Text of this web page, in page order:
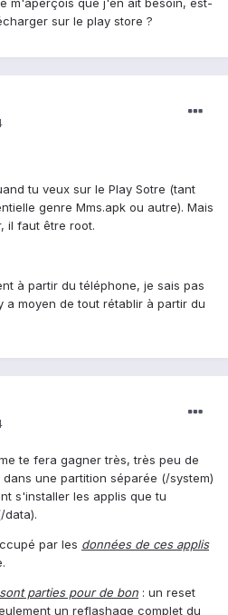
m'aperçois que j'en ait besoin, est-
sur le play store ?
tu veux sur le Play Sotre (tant
genre Mms.apk ou autre). Mais
il faut être root.
à partir du téléphone, je sais pas
a moyen de tout rétablir à partir du
te fera gagner très, très peu de
une partition séparée (/system)
s'installer les applis que tu
data).
par les données de ces applis
parties pour de bon : un reset
un reflashage complet du